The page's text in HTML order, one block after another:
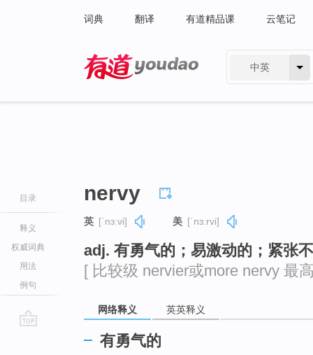
词典 翻译 有道精品课 云笔记
中英
目录
释义
权威词典
用法
例句
nervy
英 [ˈnɜːvi] 美 [ˈnɜːrvi]
adj. 有勇气的；易激动的；紧张
[ 比较级 nervier或more nervy 最
网络释义 英英释义
有勇气的